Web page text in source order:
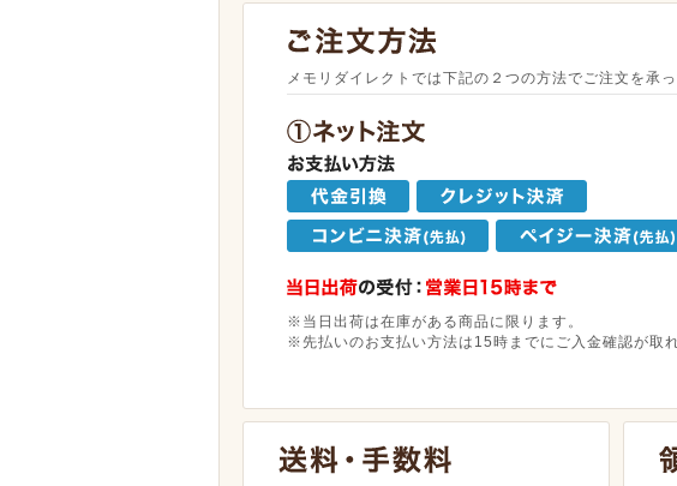
メモリダイレクトでは下記の２つの方法でご注文を承っ
※当日出荷は在庫がある商品に限ります。
※先払いのお支払い方法は15時までにご入金確認が取